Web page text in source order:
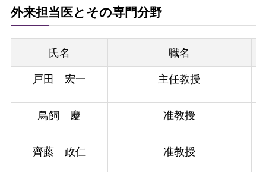
外来担当医とその専門分野
氏名
職名
戸田 宏一
主任教授
鳥飼 慶
准教授
齊藤 政仁
准教授